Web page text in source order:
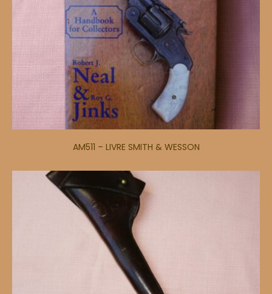
AM511 – LIVRE SMITH & WESSON